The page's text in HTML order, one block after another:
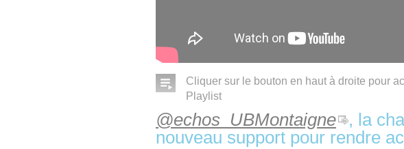
Cliquer sur le bouton en haut à droite pour
Playlist
@echos_UBMontaigne , la
nouveau support pour rendre